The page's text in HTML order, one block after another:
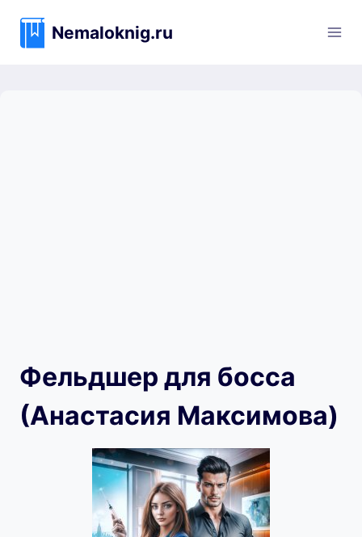
содержимому
Nemaloknig.ru
Фельдшер для босса
(Анастасия Максимова)